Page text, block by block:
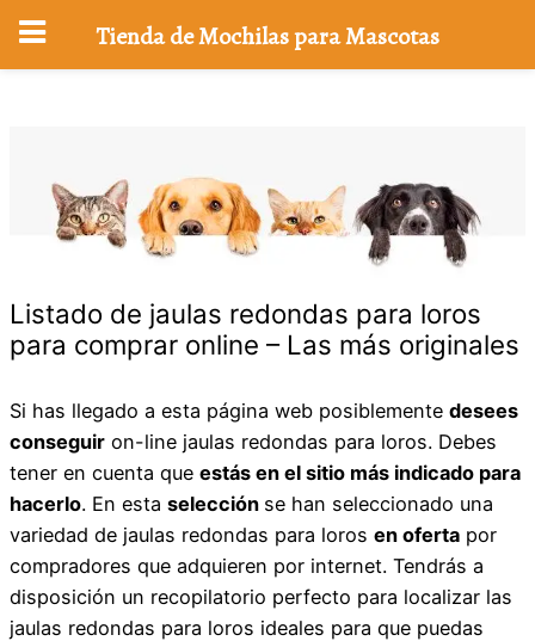
Listado de jaulas redondas para loros
para comprar online – Las más originales
Si has llegado a esta página web posiblemente desees
conseguir on-line jaulas redondas para loros. Debes
tener en cuenta que estás en el sitio más indicado para
hacerlo. En esta selección se han seleccionado una
variedad de jaulas redondas para loros en oferta por
compradores que adquieren por internet. Tendrás a
disposición un recopilatorio perfecto para localizar las
jaulas redondas para loros ideales para que puedas
Tienda de Mochilas para Mascotas